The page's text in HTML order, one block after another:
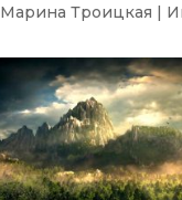
Марина Троицкая |